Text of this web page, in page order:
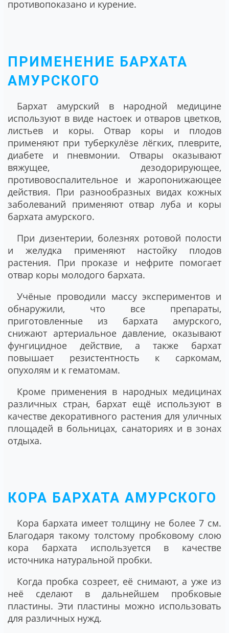
противопоказано и курение.
ПРИМЕНЕНИЕ БАРХАТА
АМУРСКОГО
Бархат амурский в народной медицине
используют в виде настоек и отваров цветков,
листьев и коры. Отвар коры и плодов
применяют при туберкулёзе лёгких, плеврите,
диабете и пневмонии. Отвары оказывают
вяжущее, дезодорирующее,
противовоспалительное и жаропонижающее
действия. При разнообразных видах кожных
заболеваний применяют отвар луба и коры
бархата амурского.
При дизентерии, болезнях ротовой полости
и желудка применяют настойку плодов
растения. При проказе и нефрите помогает
отвар коры молодого бархата.
Учёные проводили массу экспериментов и
обнаружили, что все препараты,
приготовленные из бархата амурского,
снижают артериальное давление, оказывают
фунгицидное действие, а также бархат
повышает резистентность к саркомам,
опухолям и к гематомам.
Кроме применения в народных медицинах
различных стран, бархат ещё используют в
качестве декоративного растения для уличных
площадей в больницах, санаториях и в зонах
отдыха.
КОРА БАРХАТА АМУРСКОГО
Кора бархата имеет толщину не более 7 см.
Благодаря такому толстому пробковому слою
кора бархата используется в качестве
источника натуральной пробки.
Когда пробка созреет, её снимают, а уже из
неё сделают в дальнейшем пробковые
пластины. Эти пластины можно использовать
для различных нужд.